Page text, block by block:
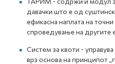
давачки што е од
ефикасна наплата на
спроведување на другите
Систем за квоти -
врз основа на принципот